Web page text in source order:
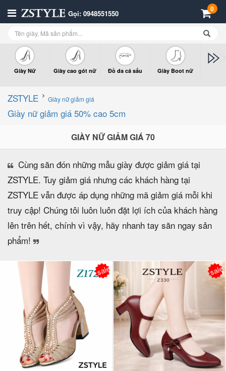
Gọi: 0948551550 0
Giày Nữ Giày cao gót nữ Đồ da cá sấu Giày Boot nữ
ZSTYLE Giày nữ giảm giá
Giày nữ giảm giá 50% cao 5cm
GIÀY NỮ GIẢM GIÁ 70
Cùng săn đón những mẫu giày được giảm giá tại
ZSTYLE. Tuy giảm giá nhưng các khách hàng tại
ZSTYLE vẫn được áp dụng những mã giảm giá mỗi khi
truy cập! Chúng tôi luôn luôn đặt lợi ích của khách hàng
lên trên hết, chính vì vậy, hãy nhanh tay săn ngay sản
phẩm!
sale sale